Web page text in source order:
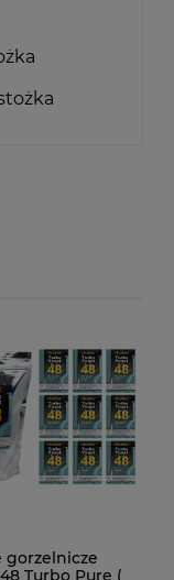
gorzelnicze
Turbo Pure (